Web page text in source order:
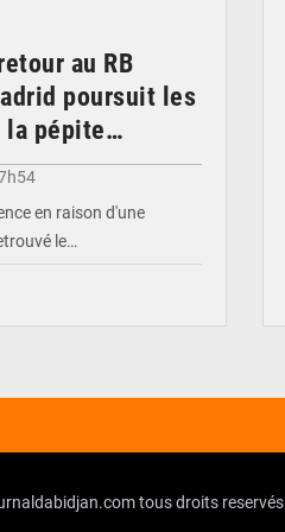
au RB
poursuit les
la pépite
en raison d'une
le…
tous droits reservés